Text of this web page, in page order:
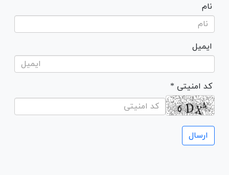
نام
ایمیل
* کد امنیتی